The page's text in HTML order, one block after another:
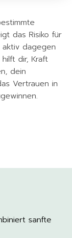
das Risiko für
dagegen
dir, Kraft
dein
Vertrauen in
sanfte